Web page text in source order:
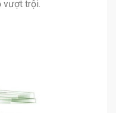
vượt trội.